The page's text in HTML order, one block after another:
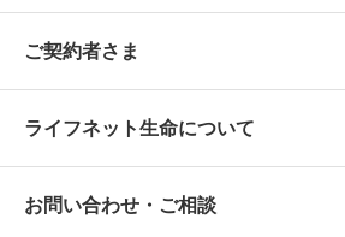
保険選びで迷っている方はチェック！
保険の基礎知識や選び方を解説！
人生のステージに必要な保険がわかる！
保険商品一覧
万が一に備える
病気や手術に備える
ご契約者さま
マイページログイン
ライフネット生命について
ライフネット生命についてトップ
お問い合わせ・ご相談